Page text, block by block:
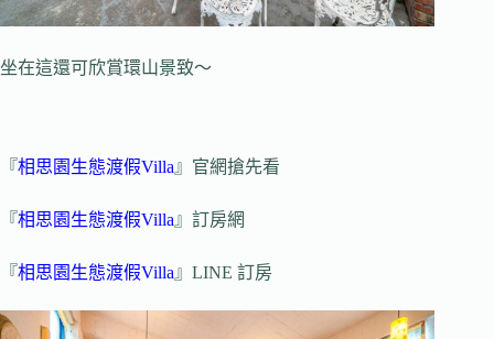
坐在這還可欣賞環山景致～
『相思園生態渡假Villa 』官網搶先看
『相思園生態渡假Villa 』訂房網
『相思園生態渡假Villa 』LINE 訂房